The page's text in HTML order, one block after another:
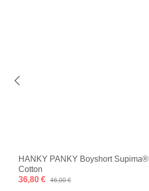
HANKY PANKY Boyshort Supima®
Cotton
Verkaufspreis:
36,80 € Regulärer Preis:
46,00 €